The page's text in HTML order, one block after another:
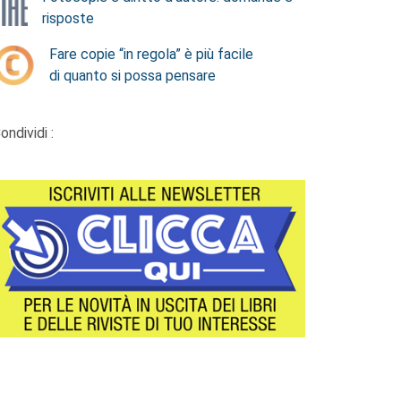
risposte
Fare copie “in regola” è più facile
di quanto si possa pensare
: